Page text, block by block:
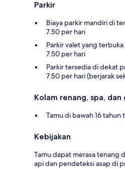
Parkir
Biaya parkir mandiri di
7.50 per hari
Parkir valet yang
7.50 per hari
Parkir tersedia di dekat
7.50 per hari (berjarak
Kolam renang, spa,
Tamu di bawah 16 tahun
Kebijakan
Tamu dapat merasa tenang
api dan pendeteksi asap di